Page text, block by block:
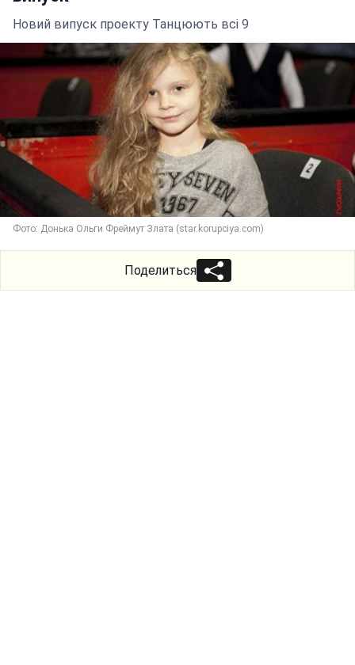
Новий випуск проекту Танцюють всі 9
Фото: Донька Ольги Фреймут Злата (star.korupciya.com)
Поделиться